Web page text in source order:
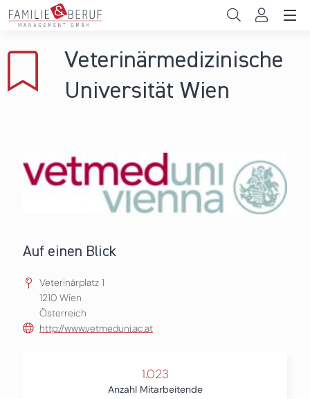
Direkt zum Inhalt
Gemeinden
Das sind wir
Veterinärmedizinische
Universität Wien
Auf einen Blick
Veterinärplatz 1
1210 Wien
Österreich
http://www.vetmeduni.ac.at
1.023
Anzahl Mitarbeitende